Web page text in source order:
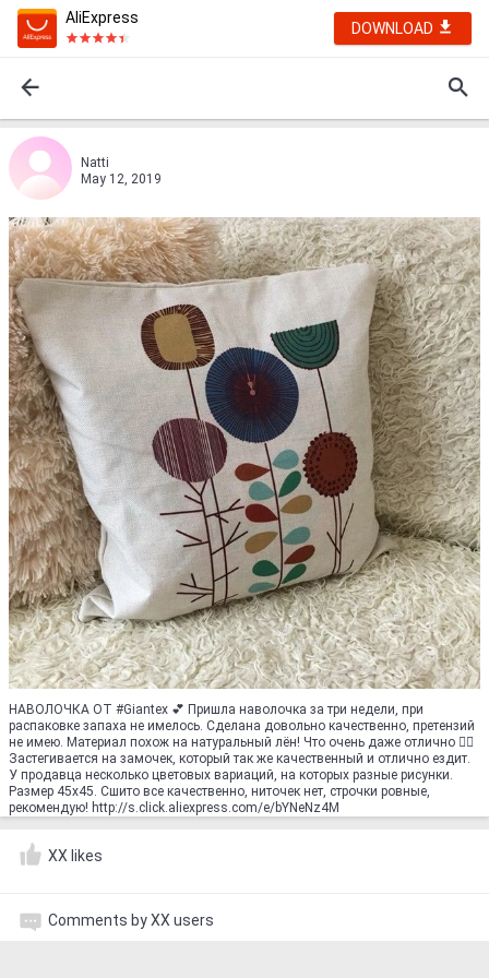
AliExpress
DOWNLOAD
Nаtti
May 12, 2019
НАВОЛОЧКА ОТ #Giantex 💕 Пришла наволочка за три недели, при
распаковке запаха не имелось. Сделана довольно качественно, претензий
не имею. Материал похож на натуральный лён! Что очень даже отлично 👍🏻
Застегивается на замочек, который так же качественный и отлично ездит.
У продавца несколько цветовых вариаций, на которых разные рисунки.
Размер 45x45. Сшито все качественно, ниточек нет, строчки ровные,
рекомендую! http://s.click.aliexpress.com/e/bYNeNz4M
XX likes
Comments by XX users